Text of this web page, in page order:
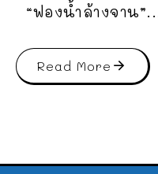
“ฟองน้ำล้างจาน
Read More